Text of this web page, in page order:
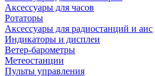
Аксессуары для часов
Ротаторы
Аксессуары для радиостанций и аис
Индикаторы и дисплеи
Ветер-барометры
Метеостанции
Пульты управления